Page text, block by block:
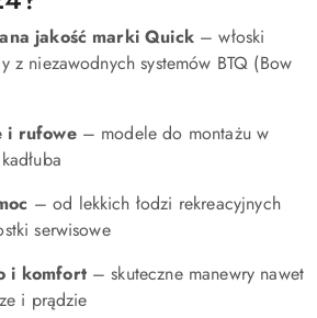
jakość marki Quick– włoski
z niezawodnych systemów BTQ (Bow
i rufowe– modele do montażu w
– od lekkich łodzi rekreacyjnych
serwisowe
i komfort– skuteczne manewry nawet
i prądzie